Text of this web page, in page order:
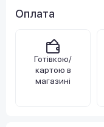
Оплата
Готівкою/
картою в
магазині